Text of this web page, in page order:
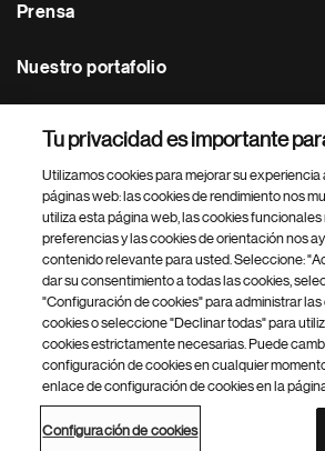
Prensa
Nuestro portafolio
Footer Site Search
inferior
del
© 2026 Novartis
Política de privacidad Términos de uso
Configuración de cookies
Mapa
Tu privacidad es importante
Utilizamos cookies para mejorar su experiencia
páginas web: las cookies de rendimiento nos
utiliza esta página web, las cookies
preferencias y las cookies de orientación nos
contenido relevante para usted. Seleccione:
dar su consentimiento a todas las cookies,
"Configuración de cookies" para administrar
cookies o seleccione "Declinar todas" para
cookies estrictamente necesarias. Puede
configuración de cookies en cualquier
enlace de configuración de cookies en la
Configuración de cookies